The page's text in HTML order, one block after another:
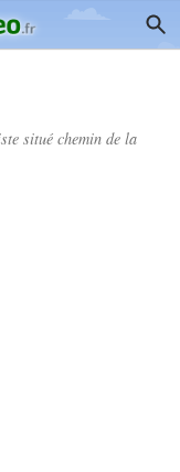
situé chemin de la